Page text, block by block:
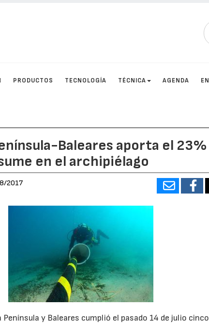
PRODUCTOS TECNOLOGÍA TÉCNICA AGENDA
Baleares aporta el 23%
en el archipiélago
2017
y Baleares cumplió el pasado 14 de julio